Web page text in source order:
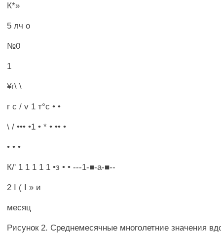
К*»
5 лч о
№0
1
¥г\ \
г с / v 1 т°с • •
\ / ••• •1 • * • •• •
• • •
К/' 1 1 1 1 1 •з • • ---1-■-а-■--
2 I ( I » и
месяц
Рисунок 2. Среднемесячные многолетние значения